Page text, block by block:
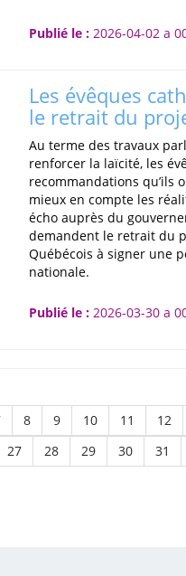
Publié le :2026-04-02 a
Les évêques
le retrait du
Au terme des travaux
renforcer la laïcité, les
recommandations qu’ils
mieux en compte les
écho auprès du
demandent le retrait du
Québécois à signer une
nationale.
Publié le :2026-03-30 a
8 9 10 11 12
27 28 29 30 31